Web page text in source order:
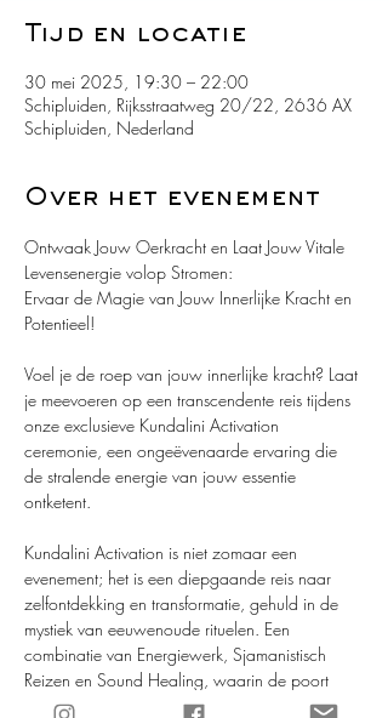
Tijd en locatie
30 mei 2025, 19:30 – 22:00
Schipluiden, Rijksstraatweg 20/22, 2636 AX
Schipluiden, Nederland
Over het evenement
Ontwaak Jouw Oerkracht en Laat Jouw Vitale
Levensenergie volop Stromen:
Ervaar de Magie van Jouw Innerlijke Kracht en
Potentieel!
Voel je de roep van jouw innerlijke kracht? Laat
je meevoeren op een transcendente reis tijdens
onze exclusieve Kundalini Activation
ceremonie, een ongeëvenaarde ervaring die
de stralende energie van jouw essentie
ontketent.
Kundalini Activation is niet zomaar een
evenement; het is een diepgaande reis naar
zelfontdekking en transformatie, gehuld in de
mystiek van eeuwenoude rituelen. Een
combinatie van Energiewerk, Sjamanistisch
Reizen en Sound Healing, waarin de poort
naar het kosmische wordt geopend en jouw